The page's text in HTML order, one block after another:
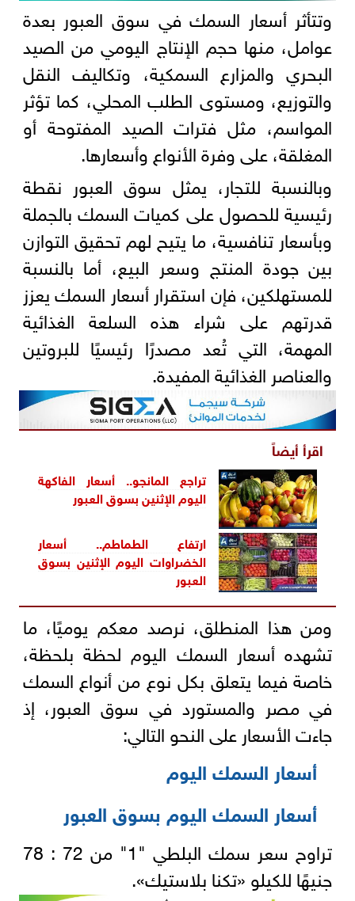
وتتأثر أسعار السمك في سوق العبور بعدة
عوامل، منها حجم الإنتاج اليومي من الصيد
البحري والمزارع السمكية، وتكاليف النقل
والتوزيع، ومستوى الطلب المحلي، كما تؤثر
المواسم، مثل فترات الصيد المفتوحة أو
المغلقة، على وفرة الأنواع وأسعارها.
وبالنسبة للتجار، يمثل سوق العبور نقطة
رئيسية للحصول على كميات السمك بالجملة
وبأسعار تنافسية، ما يتيح لهم تحقيق التوازن
بين جودة المنتج وسعر البيع، أما بالنسبة
للمستهلكين، فإن استقرار أسعار السمك يعزز
قدرتهم على شراء هذه السلعة الغذائية
المهمة، التي تُعد مصدرًا رئيسيًا للبروتين
والعناصر الغذائية المفيدة.
اقرأ أيضاً
تراجع المانجو.. أسعار الفاكهة
اليوم الإثنين بسوق العبور
ارتفاع الطماطم.. أسعار
الخضراوات اليوم الإثنين بسوق
العبور
ومن هذا المنطلق، نرصد معكم يوميًا، ما
تشهده أسعار السمك اليوم لحظة بلحظة،
خاصة فيما يتعلق بكل نوع من أنواع السمك
في مصر والمستورد في سوق العبور، إذ
جاءت الأسعار على النحو التالي:
أسعار السمك اليوم
أسعار السمك اليوم بسوق العبور
تراوح سعر سمك البلطي "1" من 72 : 78
جنيهًا للكيلو «تكنا بلاستيك».